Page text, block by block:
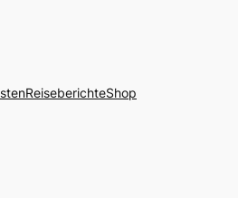
ReiseberichteShop